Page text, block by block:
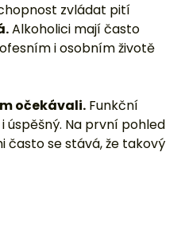
zvládat pití
Alkoholici mají často
i osobním životě
očekávali. Funkční
úspěšný. Na první pohled
často se stává, že takový